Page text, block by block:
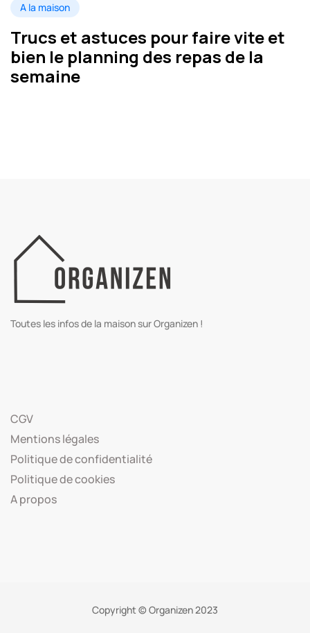
A la maison
Trucs et astuces pour faire vite et
bien le planning des repas de la
semaine
Toutes les infos de la maison sur Organizen !
CGV
Mentions légales
Politique de confidentialité
Politique de cookies
A propos
Copyright © Organizen 2023